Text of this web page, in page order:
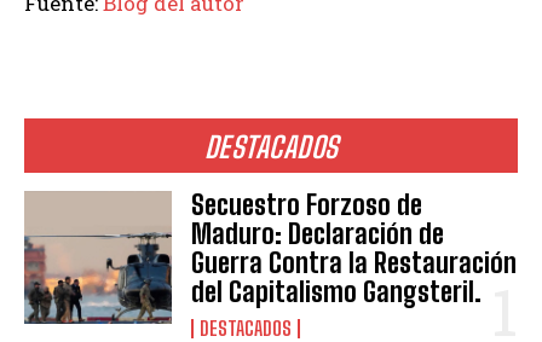
DESTACADOS
Secuestro Forzoso de
Maduro: Declaración de
Guerra Contra la Restauración
del Capitalismo Gangsteril.
DESTACADOS